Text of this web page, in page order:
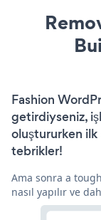
Fashion
getirdiyseniz,
oluştururken
tebrikler!
Ama sonra a
nasıl yapılır ve